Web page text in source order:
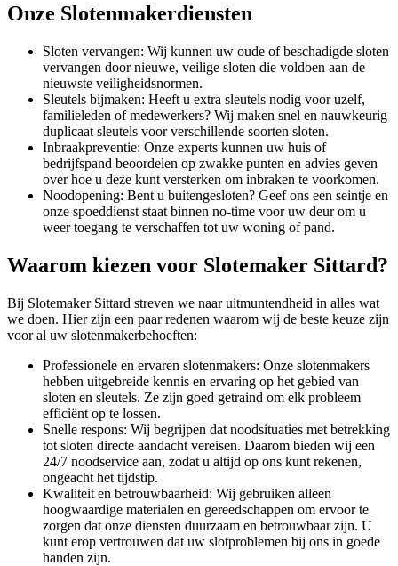
Onze Slotenmakerdiensten
Sloten vervangen: Wij kunnen uw oude of beschadigde sloten
vervangen door nieuwe, veilige sloten die voldoen aan de
nieuwste veiligheidsnormen.
Sleutels bijmaken: Heeft u extra sleutels nodig voor uzelf,
familieleden of medewerkers? Wij maken snel en nauwkeurig
duplicaat sleutels voor verschillende soorten sloten.
Inbraakpreventie: Onze experts kunnen uw huis of
bedrijfspand beoordelen op zwakke punten en advies geven
over hoe u deze kunt versterken om inbraken te voorkomen.
Noodopening: Bent u buitengesloten? Geef ons een seintje en
onze spoeddienst staat binnen no-time voor uw deur om u
weer toegang te verschaffen tot uw woning of pand.
Waarom kiezen voor Slotemaker Sittard?
Bij Slotemaker Sittard streven we naar uitmuntendheid in alles wat
we doen. Hier zijn een paar redenen waarom wij de beste keuze zijn
voor al uw slotenmakerbehoeften:
Professionele en ervaren slotenmakers: Onze slotenmakers
hebben uitgebreide kennis en ervaring op het gebied van
sloten en sleutels. Ze zijn goed getraind om elk probleem
efficiënt op te lossen.
Snelle respons: Wij begrijpen dat noodsituaties met betrekking
tot sloten directe aandacht vereisen. Daarom bieden wij een
24/7 noodservice aan, zodat u altijd op ons kunt rekenen,
ongeacht het tijdstip.
Kwaliteit en betrouwbaarheid: Wij gebruiken alleen
hoogwaardige materialen en gereedschappen om ervoor te
zorgen dat onze diensten duurzaam en betrouwbaar zijn. U
kunt erop vertrouwen dat uw slotproblemen bij ons in goede
handen zijn.